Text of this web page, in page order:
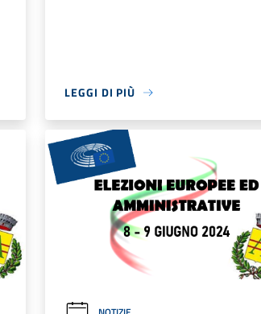
LEGGI DI PIÙ